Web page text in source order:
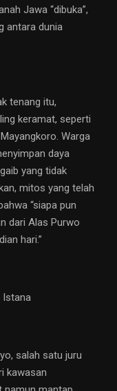
Jawa “dibuka”,
antara dunia
tenang itu,
keramat, seperti
Warga
daya
yang tidak
mitos yang telah
“siapa pun
dari Alas Purwo
hari.”
Istana
salah satu juru
kawasan